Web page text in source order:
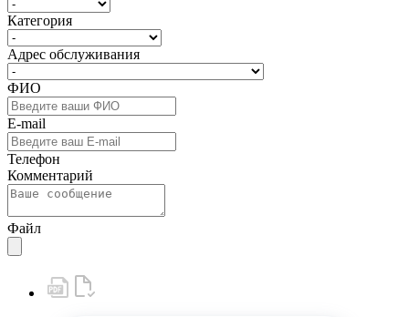
Категория
Адрес обслуживания
ФИО
E-mail
Телефон
Комментарий
Файл